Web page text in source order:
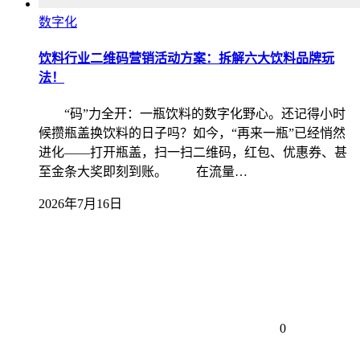
数字化
饮料行业二维码营销活动方案：拆解六大饮料品牌玩
法！
“码”力全开：一瓶饮料的数字化野心。还记得小时
候攒瓶盖换饮料的日子吗？如今，“再来一瓶”已经悄然
进化——打开瓶盖，扫一扫二维码，红包、优惠券、甚
至金条大奖即刻到账。 在流量…
2026年7月16日
0